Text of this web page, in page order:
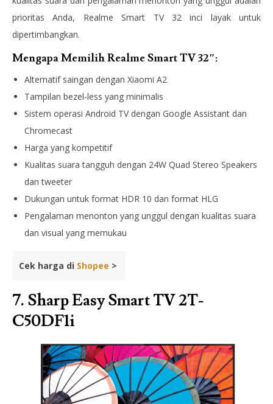
prioritas Anda, Realme Smart TV 32 inci layak untuk
dipertimbangkan.
Mengapa Memilih Realme Smart TV 32″:
Alternatif saingan dengan Xiaomi A2
Tampilan bezel-less yang minimalis
Sistem operasi Android TV dengan Google Assistant dan
Chromecast
Harga yang kompetitif
Kualitas suara tangguh dengan 24W Quad Stereo Speakers
dan tweeter
Dukungan untuk format HDR 10 dan format HLG
Pengalaman menonton yang unggul dengan kualitas suara
dan visual yang memukau
Cek harga di Shopee >
7. Sharp Easy Smart TV 2T-
C50DF1i